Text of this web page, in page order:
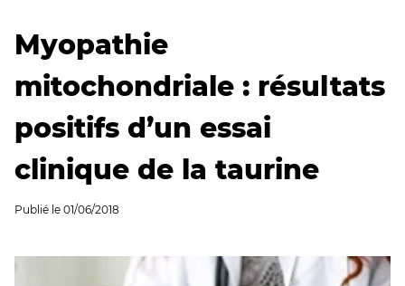
Myopathie
mitochondriale : résultats
positifs d’un essai
clinique de la taurine
Publié le 01/06/2018